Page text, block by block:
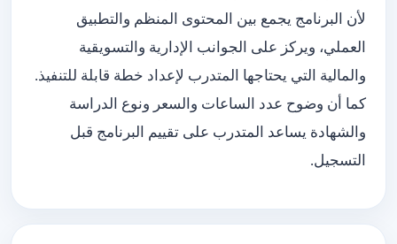
لأن البرنامج يجمع بين المحتوى المنظم والتطبيق
العملي، ويركز على الجوانب الإدارية والتسويقية
والمالية التي يحتاجها المتدرب لإعداد خطة قابلة للتنفيذ.
كما أن وضوح عدد الساعات والسعر ونوع الدراسة
والشهادة يساعد المتدرب على تقييم البرنامج قبل
التسجيل.